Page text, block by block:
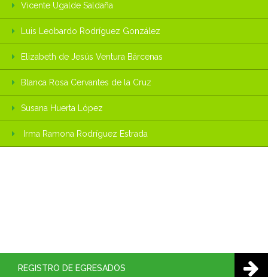
Vicente Ugalde Saldaña
Luis Leobardo Rodríguez González
Elizabeth de Jesús Ventura Bárcenas
Blanca Rosa Cervantes de la Cruz
Susana Huerta López
Irma Ramona Rodríguez Estrada
REGISTRO DE EGRESADOS